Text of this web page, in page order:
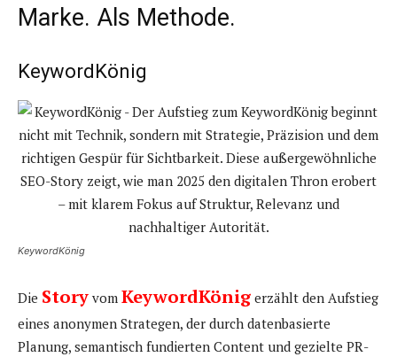
Marke. Als Methode.
KeywordKönig
KeywordKönig
Die Story vom KeywordKönig erzählt den Aufstieg
eines anonymen Strategen, der durch datenbasierte
Planung, semantisch fundierten Content und gezielte PR-